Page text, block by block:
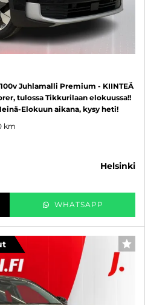
Juhlamalli Premium - KIINTEÄ
tulossa Tikkurilaan elokuussa!!
Elokuun aikana, kysy heti!
km
helsinki
WHATSAPP